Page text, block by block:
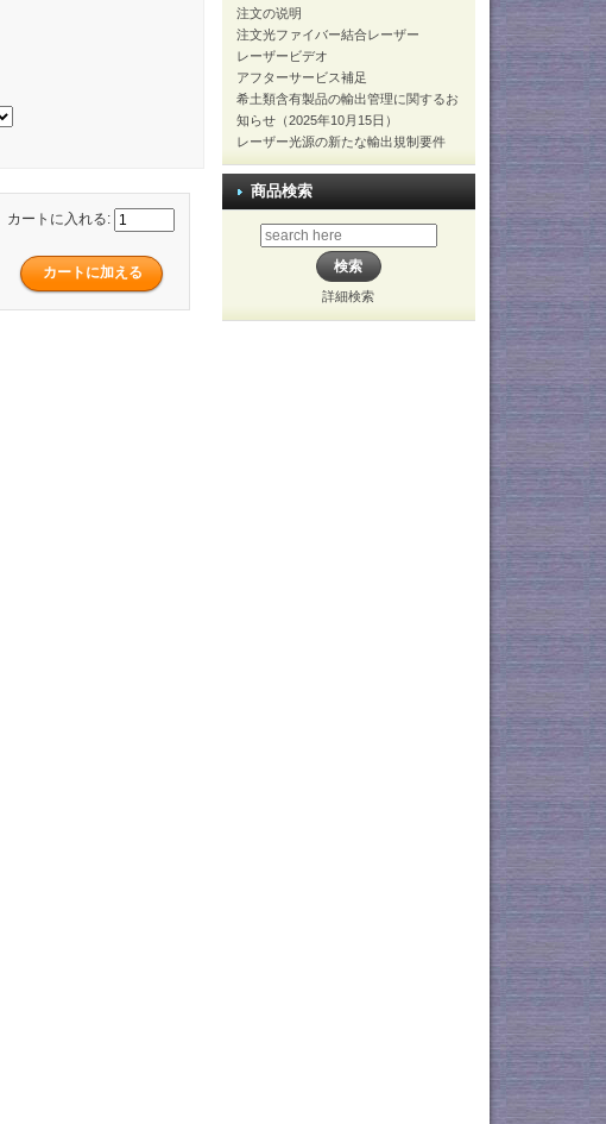
カートに入れる:
注文の说明
注文光ファイバー結合レーザー
レーザービデオ
アフターサービス補足
希土類含有製品の輸出管理に関するお
知らせ（2025年10月15日）
レーザー光源の新たな輸出規制要件
商品検索
詳細検索